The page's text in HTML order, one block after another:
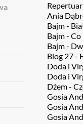
Ania
Bajm -
Bajm - Co
Bajm -
Blog 27 -
Doda i
Doda i
Dżem -
Gosia
Gosia
Gosia